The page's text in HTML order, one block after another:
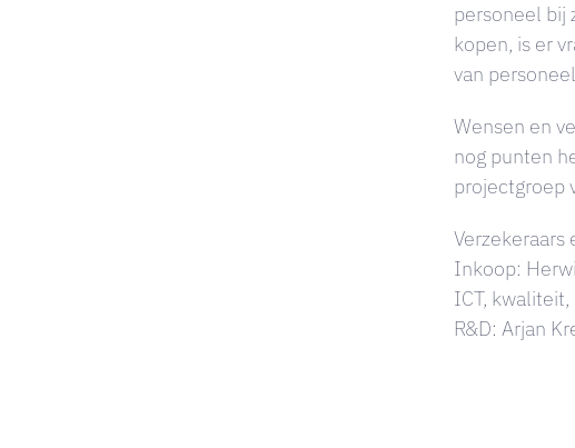
personeel bij
kopen, is er
van
Wensen en
nog punten
projectgroep
Inkoop:
ICT,
R&D: Arjan